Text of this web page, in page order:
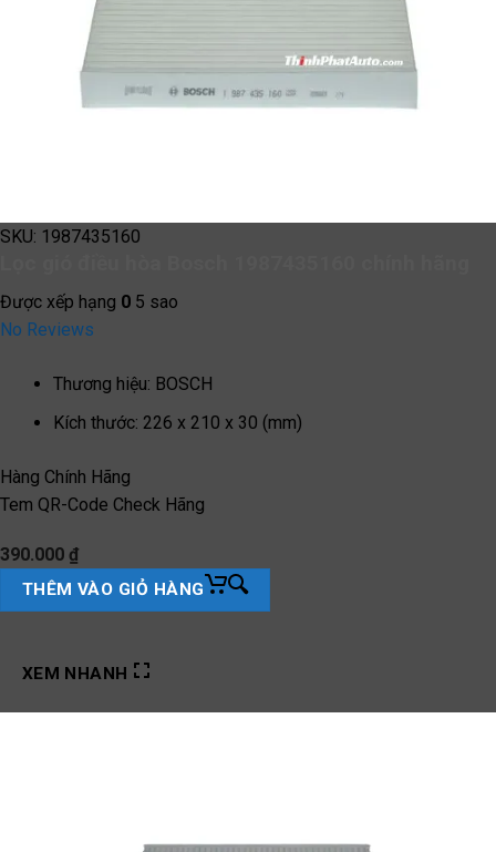
SKU: 1987435160
Được xếp hạng 0 5 sao
No Reviews
Thương hiệu: BOSCH
Kích thước: 226 x 210 x 30 (mm)
Hàng Chính Hãng
Tem QR-Code Check Hãng
390.000 ₫
THÊM VÀO GIỎ HÀNG
XEM NHANH